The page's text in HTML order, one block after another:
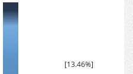
[13.46%]